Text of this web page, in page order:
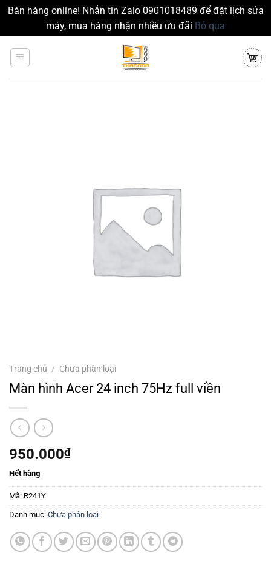
Bán hàng online! Nhắn tin Zalo 0901018489 để đặt lịch sửa
máy, mua hàng nhận nhiều ưu đãi Bỏ qua
đến
Trang chủ / Chưa phân loại
Màn hình Acer 24 inch 75Hz full viền
950.000₫
Hết hàng
Mã: R241Y
Danh mục: Chưa phân loại